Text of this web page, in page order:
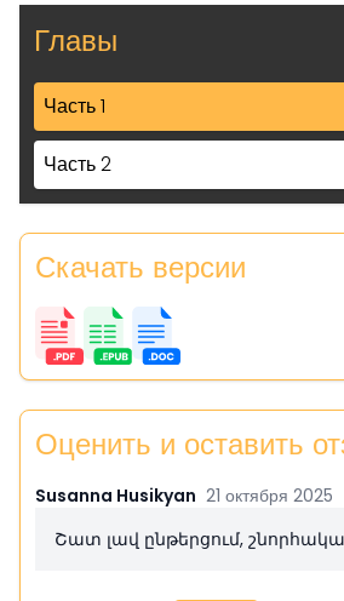
Главы
Часть 1
Часть 2
Скачать версии
Оценить и оставить
Susanna Husikyan 21 октября 2025
Շատ լավ ընթերցում,